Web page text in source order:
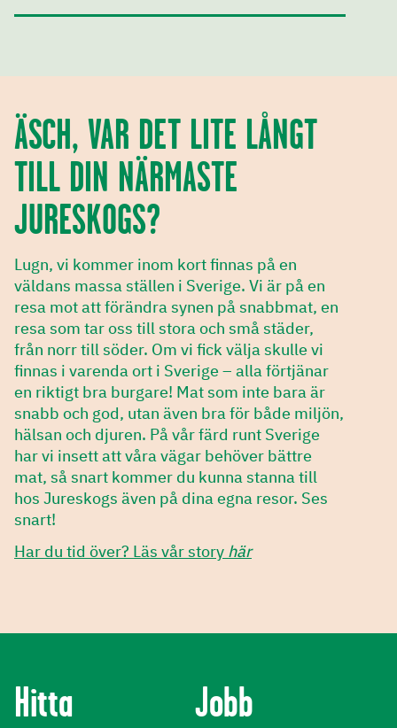
ÄSCH, VAR DET LITE LÅNGT
TILL DIN NÄRMASTE
JURESKOGS?
Lugn, vi kommer inom kort finnas på en
väldans massa ställen i Sverige. Vi är på en
resa mot att förändra synen på snabbmat, en
resa som tar oss till stora och små städer,
från norr till söder. Om vi fick välja skulle vi
finnas i varenda ort i Sverige – alla förtjänar
en riktigt bra burgare! Mat som inte bara är
snabb och god, utan även bra för både miljön,
hälsan och djuren. På vår färd runt Sverige
har vi insett att våra vägar behöver bättre
mat, så snart kommer du kunna stanna till
hos Jureskogs även på dina egna resor. Ses
snart!
Har du tid över? Läs vår story här
Hitta Jobb